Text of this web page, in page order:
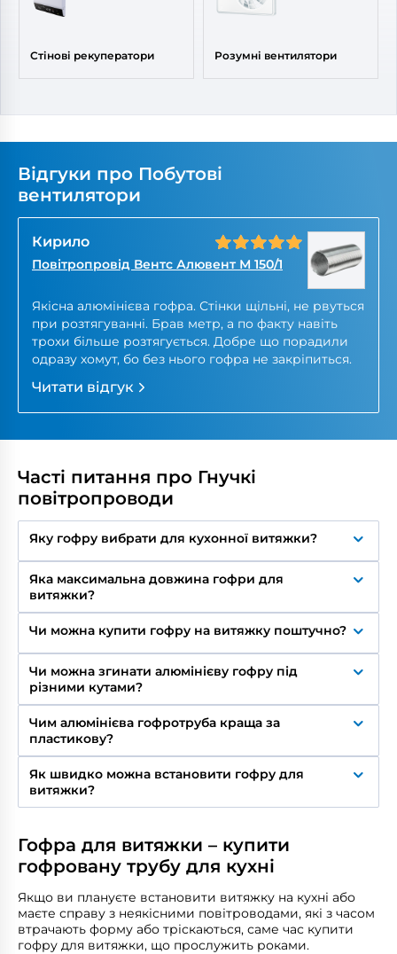
Стінові рекуператори Розумні вентилятори
Відгуки про Побутові
вентилятори
Кирило
Повітропровід Вентс Алювент М 150/1
Якісна алюмінієва гофра. Стінки щільні, не рвуться
при розтягуванні. Брав метр, а по факту навіть
трохи більше розтягується. Добре що порадили
одразу хомут, бо без нього гофра не закріпиться.
Читати відгук
Часті питання про Гнучкі
повітропроводи
Яку гофру вибрати для кухонної витяжки?
Для кухонних витяжок рекомендується стійка до
жиру та високих температур алюмінієва
гофротруба. Діаметр підбирається під патрубок
витяжки, найчастіше 120 або 150 мм.
Яка максимальна довжина гофри для
витяжки?
Максимальна довжина – 3 метри. Краще
використовувати гофру з мінімальною кількістю
поворотів. Кожне згинання зменшує тягу, а три
коліна під кутом 90° можуть знизити
продуктивність майже вдвічі.
Чи можна купити гофру на витяжку поштучно?
Так, гофрована труба для витяжки продається
посекційно або погонно. У каталозі на нашому
сайті вказані актуальні ціни виробів із зазначеним
діаметром та довжиною.
Чи можна згинати алюмінієву гофру під
різними кутами?
Так, можна згинати під кутом до 90° у потрібному
вам напрямку.
Чим алюмінієва гофротруба краща за
пластикову?
Алюміній витримує вищу температуру, стійкіший
до жирових відкладень і довговічніший.
Пластикова гофра для вентиляції трішки легша,
компактніша в транспортуванні і підходить для
санвузол.
Як швидко можна встановити гофру для
витяжки?
Встановити гофру для витяжки можна доволі
Потрібно надягнути гофру на патрубок витяжки,
зафіксувати хомутом, підвести до вентиляції (за
потреби зробити вигини) та закріпити другий
кінець (також хомутом). За бажанням, обмотати
алюмінієвим скотчем для кращої герметизації.
Гофра для витяжки – купити
гофровану трубу для кухні
Якщо ви плануєте встановити витяжку на кухні або
маєте справу з неякісними повітроводами, які з часом
втрачають форму або тріскаються, саме час купити
гофру для витяжки, що прослужить роками.